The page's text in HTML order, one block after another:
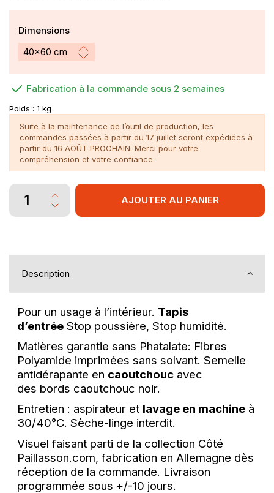
Dimensions
Fabrication à la commande sous 2 semaines
Poids : 1 kg
Suite à la maintenance de l’outil de production, les
commandes passées à partir du 17 juillet seront expédiées à
partir du 16 AOÛT PROCHAIN. Merci pour votre
compréhension et votre confiance
AJOUTER AU PANIER
Description
Pour un usage à l’intérieur. Tapis
d’entrée Stop poussière, Stop humidité.
Matières garantie sans Phatalate: Fibres
Polyamide imprimées sans solvant. Semelle
antidérapante en caoutchouc avec
des bords caoutchouc noir.
Entretien : aspirateur et lavage en machine à
30/40°C. Sèche-linge interdit.
Visuel faisant parti de la collection Côté
Paillasson.com, fabrication en Allemagne dès
réception de la commande. Livraison
programmée sous +/-10 jours.